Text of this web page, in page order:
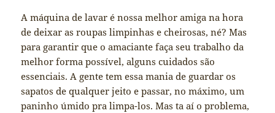
A máquina de lavar é nossa melhor amiga na hora
de deixar as roupas limpinhas e cheirosas, né? Mas
para garantir que o amaciante faça seu trabalho da
melhor forma possível, alguns cuidados são
essenciais. A gente tem essa mania de guardar os
sapatos de qualquer jeito e passar, no máximo, um
paninho úmido pra limpa-los. Mas ta aí o problema,